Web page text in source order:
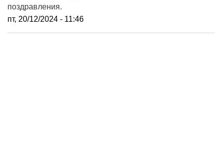
поздравления.
пт, 20/12/2024 - 11:46